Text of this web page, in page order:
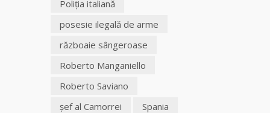
Poliția italiană
posesie ilegală de arme
războaie sângeroase
Roberto Manganiello
Roberto Saviano
şef al Camorrei
Spania